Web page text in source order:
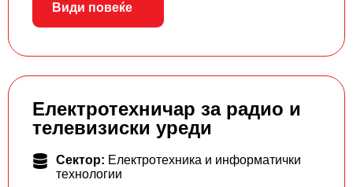
Види повеќе
Електротехничар за радио и
телевизиски уреди
Сектор: Електротехника и информатички
технологии